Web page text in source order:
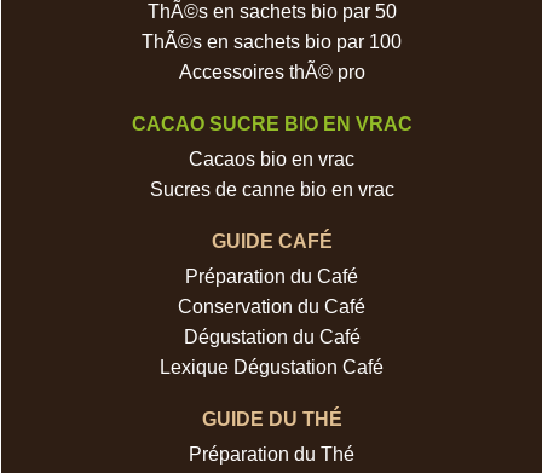
ThÃ©s en sachets bio par 50
ThÃ©s en sachets bio par 100
Accessoires thÃ© pro
CACAO SUCRE BIO EN VRAC
Cacaos bio en vrac
Sucres de canne bio en vrac
GUIDE CAFÉ
Préparation du Café
Conservation du Café
Dégustation du Café
Lexique Dégustation Café
GUIDE DU THÉ
Préparation du Thé